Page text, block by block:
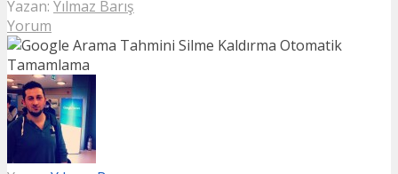
Yazan: Yılmaz Barış
Yorum